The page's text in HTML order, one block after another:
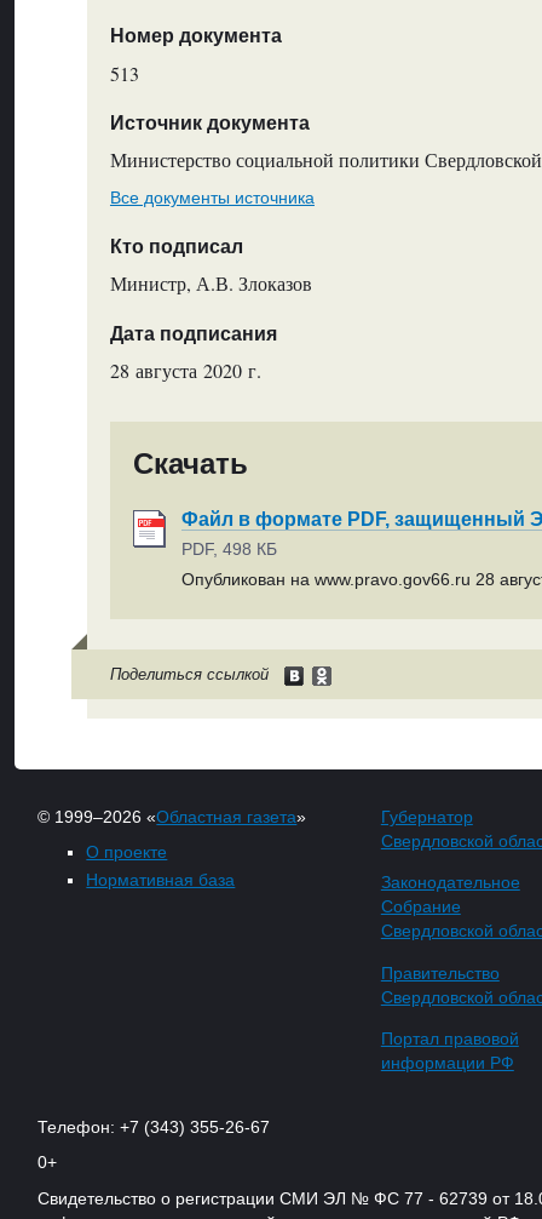
Номер документа
513
Источник документа
Министерство социальной политики
Все документы источника
Кто подписал
Министр, А.В. Злоказов
Дата подписания
28 августа 2020 г.
Скачать
Файл в формате PDF, защищенный
PDF, 498 КБ
Опубликован на www.pravo.gov66.ru 28
Поделиться ссылкой
© 1999–2026 «Областная газета»
О проекте
Нормативная база
Губернатор
Свердловской
Законодательное
Собрание
Свердловской
Правительство
Свердловской
Портал правовой
информации РФ
Телефон: +7 (343) 355-26-67
0+
Свидетельство о регистрации СМИ ЭЛ № ФС 77 - 62739 от